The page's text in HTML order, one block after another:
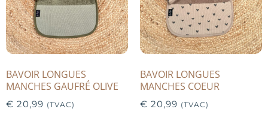
BAVOIR LONGUES
MANCHES GAUFRÉ OLIVE
€ 20,99 (TVAC)
BAVOIR LONGUES
MANCHES COEUR
€ 20,99 (TVAC)